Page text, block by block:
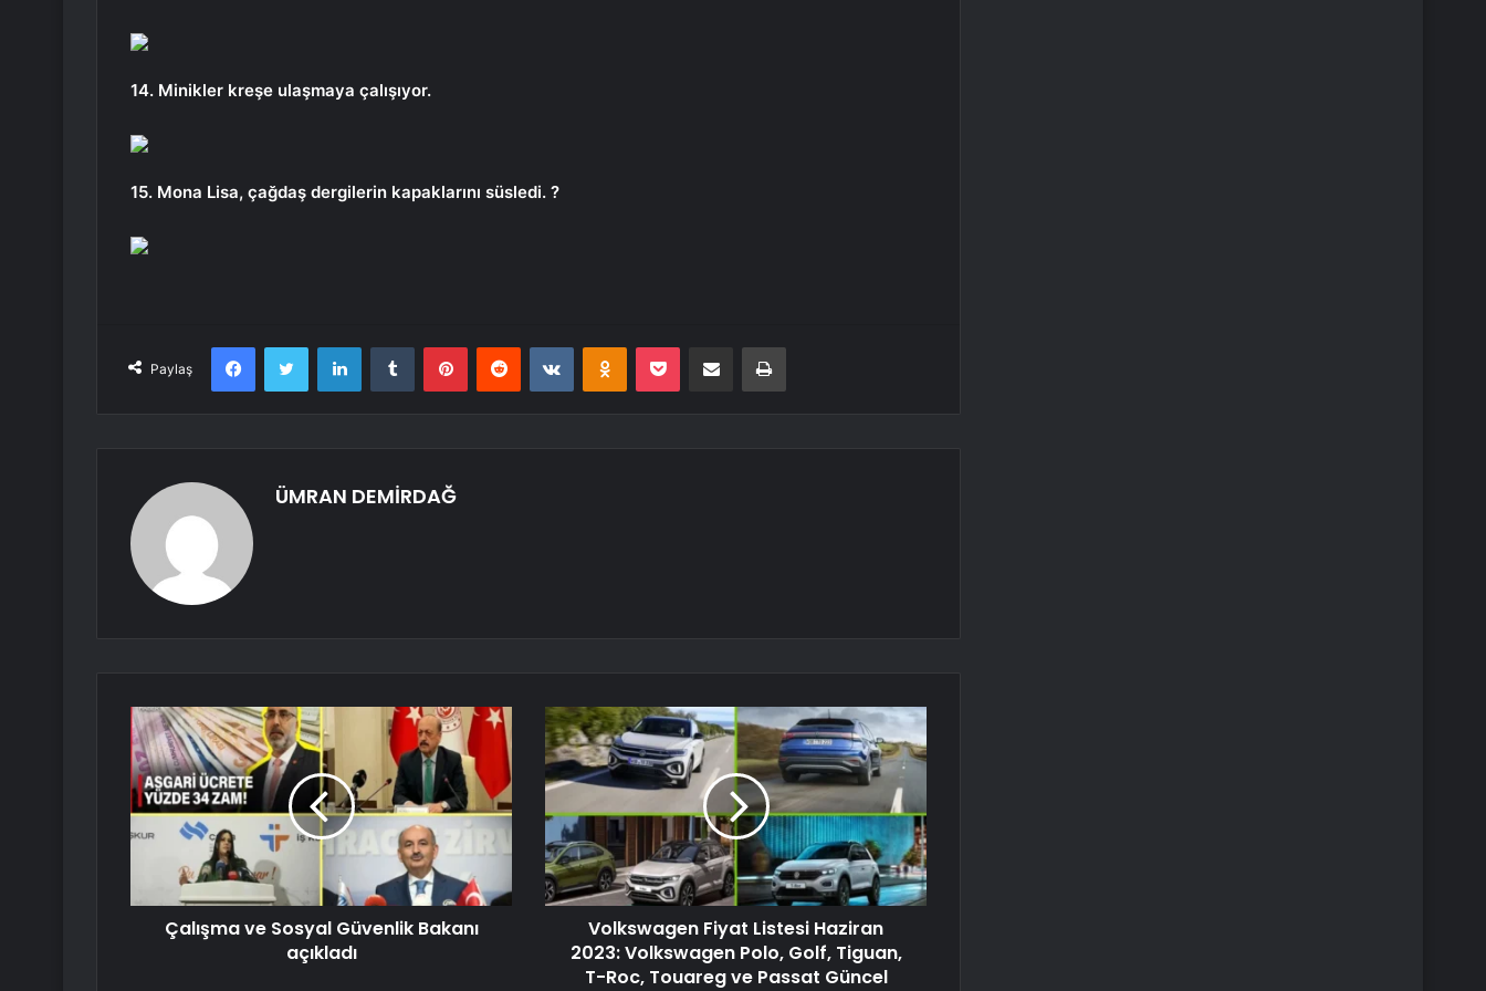
14. Minikler kreşe ulaşmaya çalışıyor.
15. Mona Lisa, çağdaş dergilerin kapaklarını süsledi. ?
Paylaş
FacebookTwitter LinkedInTumblr PinterestReddit VKontakteOdnoklassniki
Pocket E-Posta ile paylaş Yazdır
ÜMRAN DEMİRDAĞ
Çalışma ve Sosyal Güvenlik Bakanı
açıkladı
Volkswagen Fiyat Listesi Haziran
2023: Volkswagen Polo, Golf, Tiguan,
T-Roc, Touareg ve Passat Güncel